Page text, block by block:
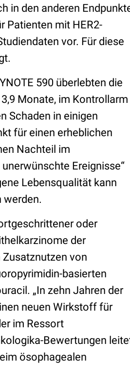
in den anderen
Patienten mit HER2-
vor. Für diese
590 überlebten die
Monate, im Kontrollarm
Schaden in einigen
für einen erheblichen
Nachteil im
Ereignisse“
Lebensqualität kann
werden.
oder
der
von
basierten
„In zehn Jahren der
neuen Wirkstoff für
im Ressort
Bewertungen
ösophagealen